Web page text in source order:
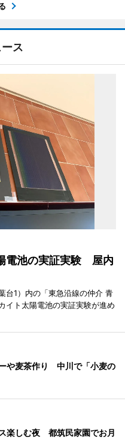
ス
電池の実証実験 屋内
台1）内の「東急沿線の仲介 青
イト太陽電池の実証実験が進め
や麦茶作り 中川で「小麦の
楽しむ夜 都筑民家園でお月